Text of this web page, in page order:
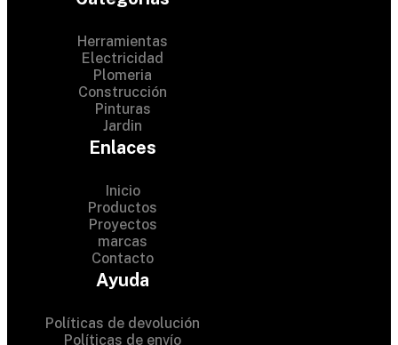
Herramientas
Electricidad
Plomeria
Construcción
Pinturas
Jardin
Enlaces
Inicio
Productos
Proyectos
marcas
Contacto
Ayuda
Políticas de devolución
Políticas de envío